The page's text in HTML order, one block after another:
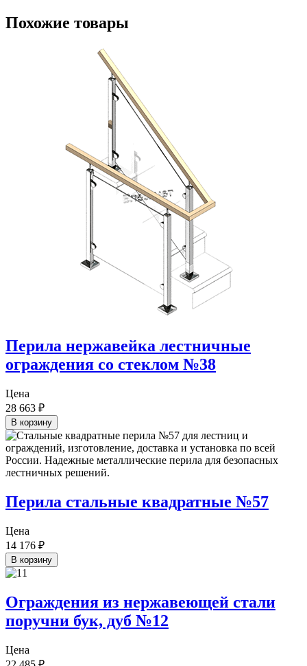
Похожие товары
Перила нержавейка лестничные
ограждения со стеклом №38
Цена
28 663 ₽
В корзину
Перила стальные квадратные №57
Цена
14 176 ₽
В корзину
Ограждения из нержавеющей стали
поручни бук, дуб №12
Цена